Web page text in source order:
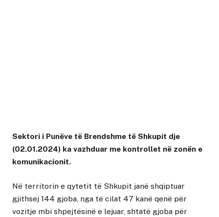
Sektori i Punëve të Brendshme të Shkupit dje
(02.01.2024) ka vazhduar me kontrollet në zonën e
komunikacionit.
Në territorin e qytetit të Shkupit janë shqiptuar
gjithsej 144 gjoba, nga të cilat 47 kanë qenë për
vozitje mbi shpejtësinë e lejuar, shtatë gjoba për